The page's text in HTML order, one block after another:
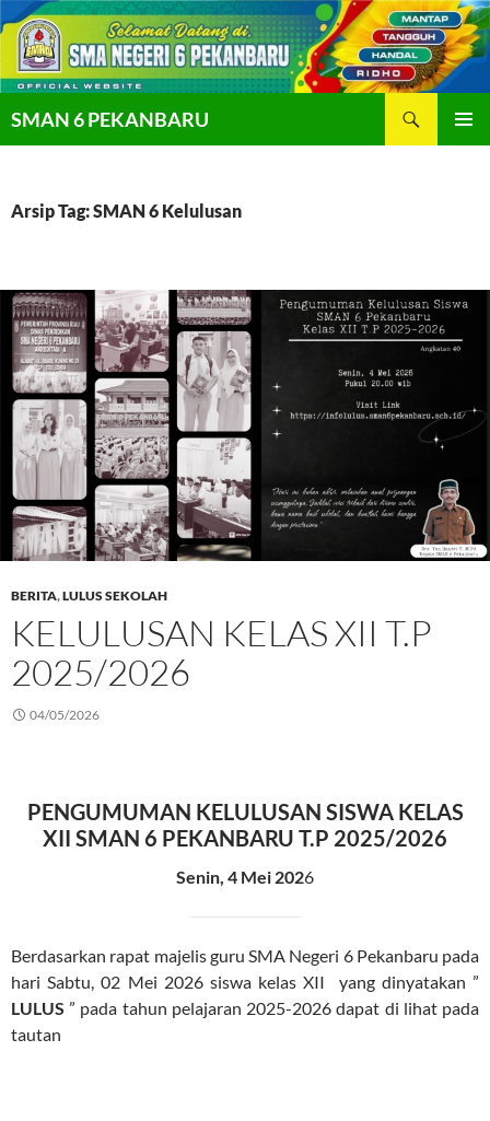
Langsung
ke
SMAN 6 PEKANBARU
Arsip Tag: SMAN 6 Kelulusan
BERITA,LULUS SEKOLAH
KELULUSAN KELAS XII T.P
2025/2026
04/05/2026
PENGUMUMAN KELULUSAN SISWA KELAS
XII SMAN 6 PEKANBARU T.P 2025/2026
Senin, 4 Mei 2026
Berdasarkan rapat majelis guru SMA Negeri 6 Pekanbaru pada
hari Sabtu, 02 Mei 2026 siswa kelas XII yang dinyatakan ”
LULUS” pada tahun pelajaran 2025-2026 dapat di lihat pada
tautan